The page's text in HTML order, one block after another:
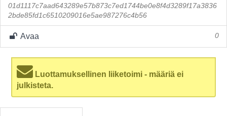
01d1117c7aad643289e57b873c7ed1744be0e8f4d3289f17a3836
2bde85fd1c6510209016e5ae987276c4b56
Avaa 0
Luottamuksellinen liiketoimi - määriä ei
julkisteta.